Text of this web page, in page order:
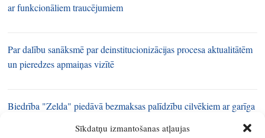
Sīkdatņu izmantošanas atļaujas
ar funkcionāliem traucējumiem
Par dalību sanāksmē par deinstitucionizācijas procesa aktualitātēm
un pieredzes apmaiņas vizītē
Biedrība "Zelda" piedāvā bezmaksas palīdzību cilvēkiem ar garīga